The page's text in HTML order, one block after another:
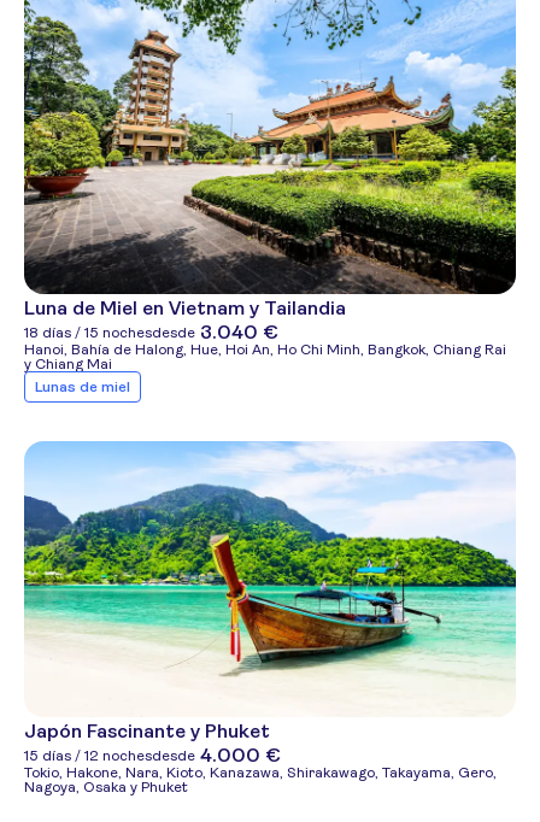
Luna de Miel en Vietnam y Tailandia
18 días / 15 nochesdesde 3.040 €
Hanoi, Bahía de Halong, Hue, Hoi An, Ho Chi Minh, Bangkok, Chiang Rai
y Chiang Mai
Lunas de miel
Japón Fascinante y Phuket
15 días / 12 nochesdesde 4.000 €
Tokio, Hakone, Nara, Kioto, Kanazawa, Shirakawago, Takayama, Gero,
Nagoya, Osaka y Phuket